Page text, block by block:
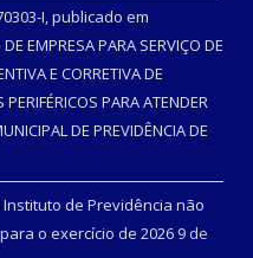
I, publicado em
EMPRESA PARA SERVIÇO DE
E CORRETIVA DE
PARA ATENDER
DE PREVIDÊNCIA DE
de Previdência não
o exercício de 2026 9 de